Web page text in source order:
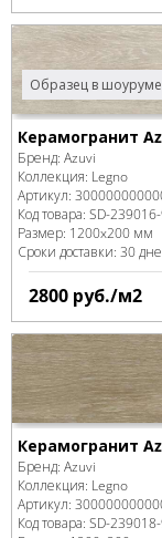
Образец в шоуруме
Керамогранит
Бренд: Azuvi
Коллекция: Legno
Артикул:
Код товара: SD-239016
Размер: 1200x200 мм
Сроки доставки: 30
2800 руб./м2
Керамогранит
Бренд: Azuvi
Коллекция: Legno
Артикул:
Код товара: SD-239018